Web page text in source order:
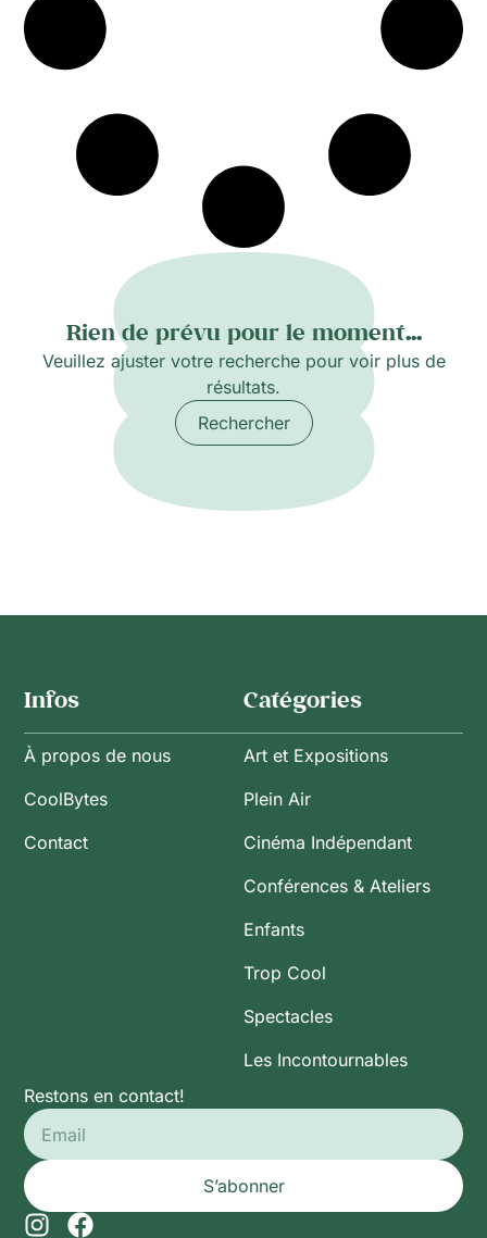
Rien de prévu pour le moment...
Veuillez ajuster votre recherche pour voir plus de
résultats.
Rechercher
Infos
À propos de nous
CoolBytes
Contact
Catégories
Art et Expositions
Plein Air
Cinéma Indépendant
Conférences & Ateliers
Enfants
Trop Cool
Spectacles
Les Incontournables
Restons en contact!
S’abonner